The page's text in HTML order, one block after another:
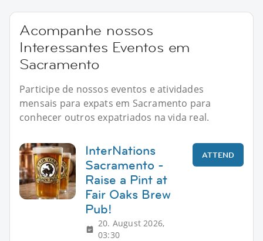
Acompanhe nossos
Interessantes Eventos em
Sacramento
Participe de nossos eventos e atividades
mensais para expats em Sacramento para
conhecer outros expatriados na vida real.
InterNations
Sacramento -
Raise a Pint at
Fair Oaks Brew
Pub!
20. August 2026,
03:30
ATTEND